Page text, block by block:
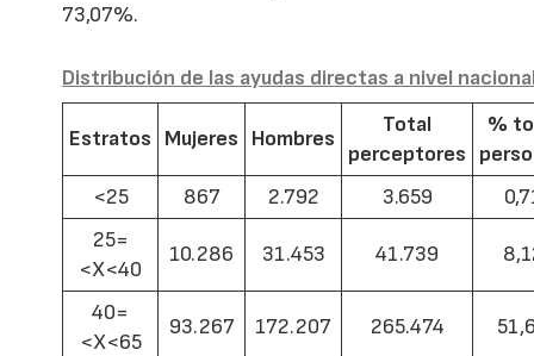
73,07%.
Distribución de las ayudas directas a nivel
Estratos Mujeres Hombres
Total
perceptores
%
<25
867 2.792 3.659
25=
<X<40
10.286 31.453 41.739
40=
<X<65
93.267 172.207 265.474